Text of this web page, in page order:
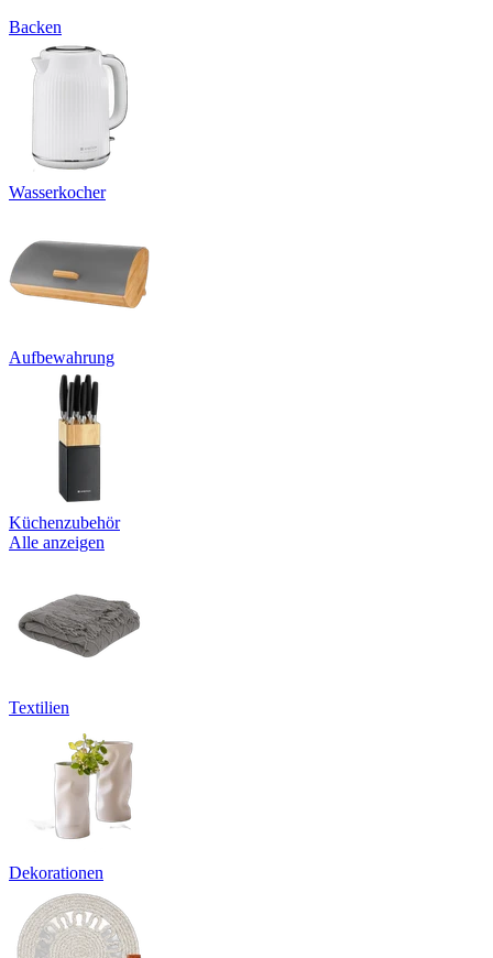
Backen
Wasserkocher
Aufbewahrung
Küchenzubehör
Alle anzeigen
Textilien
Dekorationen